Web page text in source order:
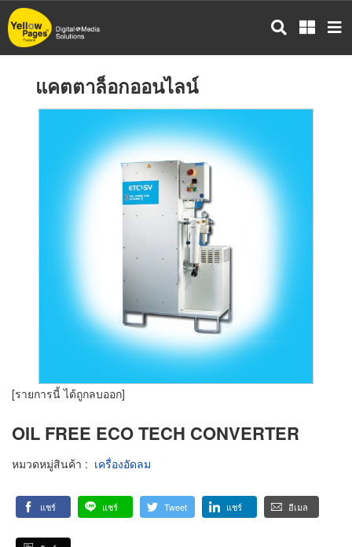
ข้าม
ไป
แคตตาล็อกออนไลน์
[รายการนี้ ได้ถูกลบออก]
OIL FREE ECO TECH CONVERTER
หมวดหมู่สินค้า : เครื่องอัดลม
แชร์ แชร์ Tweet แชร์ อีเมล